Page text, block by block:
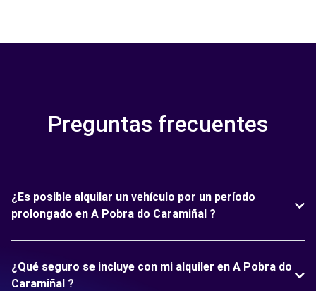
Preguntas frecuentes
¿Es posible alquilar un vehículo por un período
prolongado en A Pobra do Caramiñal ?
¿Qué seguro se incluye con mi alquiler en A Pobra do
Caramiñal ?